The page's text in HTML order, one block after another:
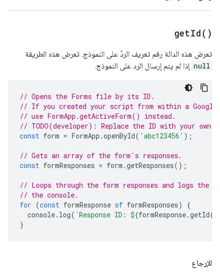
getId( )
تعرض هذه الدالة رقم تعريف الردّ على النموذج. تعرض هذه الطريقة
null إذا لم يتم إرسال الرد على النموذج.
// Opens the Forms file by its ID.
// If you created your script from within a Google
// use FormApp.getActiveForm() instead.
// TODO(developer): Replace the ID with your own.
const form = FormApp .openById( 'abc123456' );
// Gets an array of the form's responses.
const formResponses = form .getResponses();
// Loops through the form responses and logs the
// the console.
for (const formResponse of formResponses)
{
console. log( `Response ID: ${formResponse.getId()
}
الإرجاع